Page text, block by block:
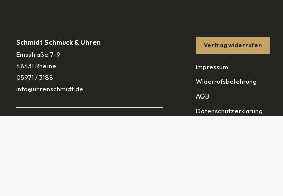
Schmidt Schmuck & Uhren
Emsstraße 7-9
48431 Rheine
05971 / 3188
info@uhrenschmidt.de
Vertrag widerrufen
Impressum
Widerrufsbelehrung
AGB
Datenschutzerklärung